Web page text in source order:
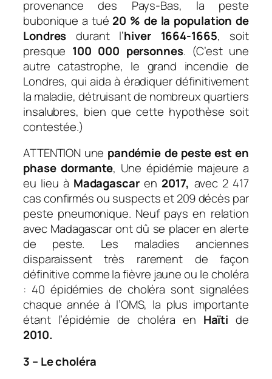
provenance des Pays-Bas, la peste
bubonique a tué 20 % de la population de
Londresdurant l’hiver 1664-1665, soit
presque 100 000 personnes. (C’est une
autre catastrophe, le grand incendie de
Londres, qui aida à éradiquer définitivement
la maladie, détruisant de nombreux quartiers
insalubres, bien que cette hypothèse soit
contestée.)
ATTENTION une pandémie de peste est en
phase dormante, Une épidémie majeure a
eu lieu à Madagascar en 2017, avec 2 417
cas confirmés ou suspects et 209 décès par
peste pneumonique. Neuf pays en relation
avec Madagascar ont dû se placer en alerte
de peste. Les maladies anciennes
disparaissent très rarement de façon
définitive comme la fièvre jaune ou le choléra
: 40 épidémies de choléra sont signalées
chaque année à l’OMS, la plus importante
étant l’épidémie de choléra en Haïti de
2010.
3 – Le choléra